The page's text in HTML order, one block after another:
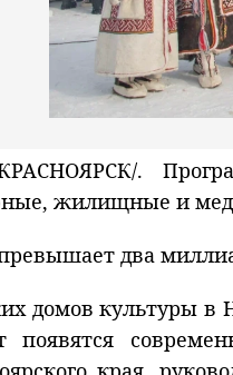
.
жилищные и
два
домов культуры